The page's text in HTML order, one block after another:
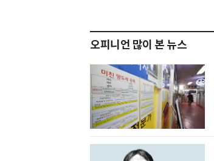
오피니언 많이 본 뉴스